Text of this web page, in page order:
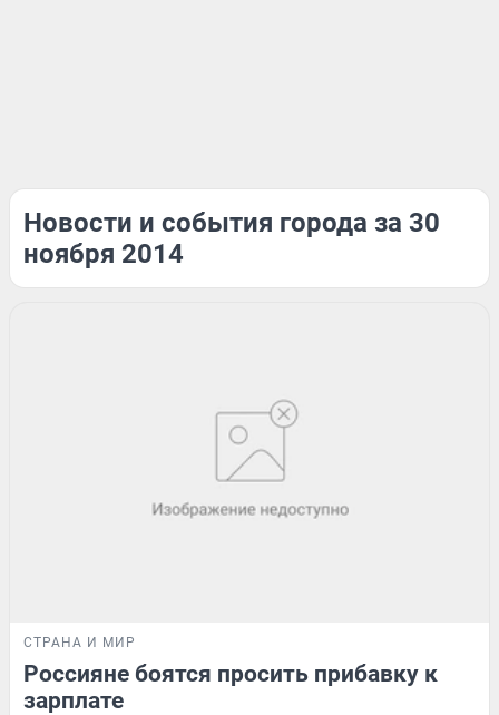
Новости и события города за 30
ноября 2014
СТРАНА И МИР
Россияне боятся просить прибавку к
зарплате